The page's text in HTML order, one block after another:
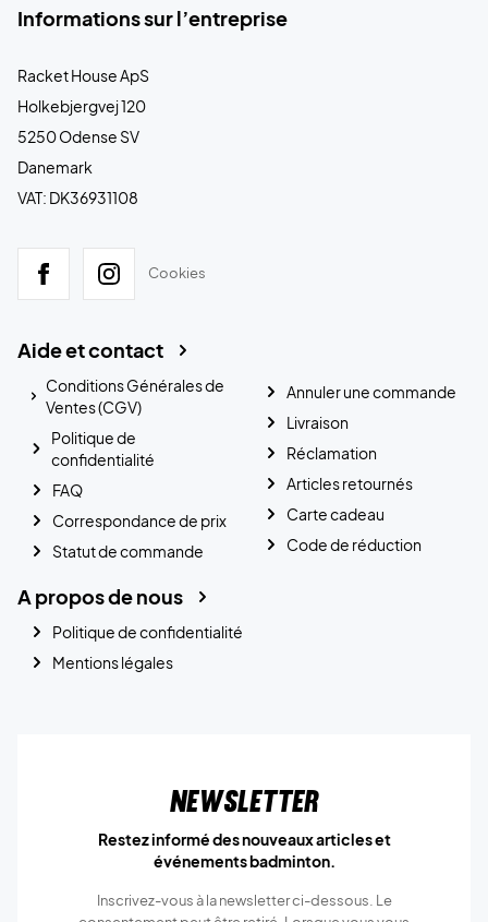
Informations sur l’entreprise
Racket House ApS
Holkebjergvej 120
5250 Odense SV
Danemark
VAT: DK36931108
Cookies
Aide et contact
Conditions Générales de
Ventes (CGV)
Politique de
confidentialité
FAQ
Correspondance de prix
Statut de commande
Annuler une commande
Livraison
Réclamation
Articles retournés
Carte cadeau
Code de réduction
A propos de nous
Politique de confidentialité
Mentions légales
Newsletter
Restez informé des nouveaux articles et
événements badminton.
Inscrivez-vous à la newsletter ci-dessous. Le